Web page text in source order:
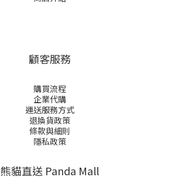
顧客服務
購買流程
企業代購
運送服務方式
退換貨政策
條款與細則
隱私政策
熊貓直送 Panda Mall